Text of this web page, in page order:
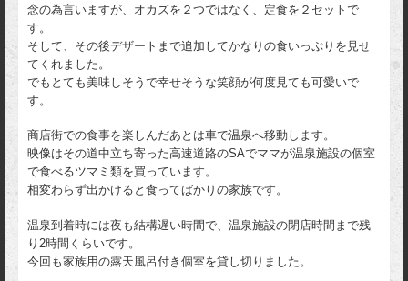
念の為言いますが、オカズを２つではなく、定食を２セットで
す。
そして、その後デザートまで追加してかなりの食いっぷりを見せ
てくれました。
でもとても美味しそうで幸せそうな笑顔が何度見ても可愛いで
す。
商店街での食事を楽しんだあとは車で温泉へ移動します。
映像はその道中立ち寄った高速道路のSAでママが温泉施設の個室
で食べるツマミ類を買っています。
相変わらず出かけると食ってばかりの家族です。
温泉到着時には夜も結構遅い時間で、温泉施設の閉店時間まで残
り2時間くらいです。
今回も家族用の露天風呂付き個室を貸し切りました。